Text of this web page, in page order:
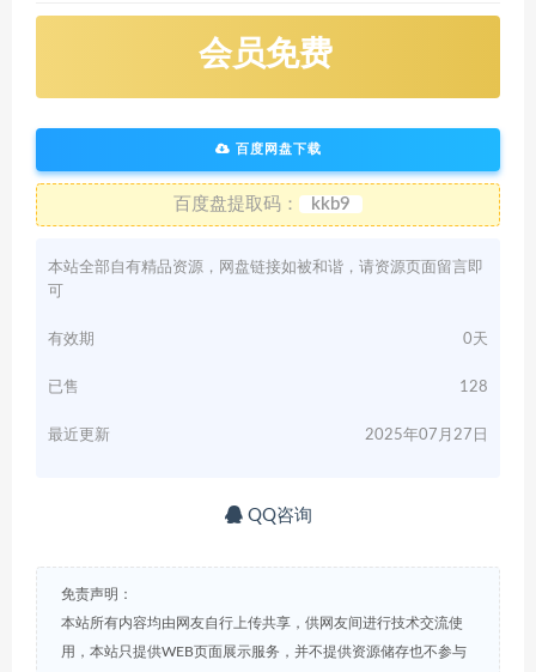
会员免费
百度网盘下载
百度盘提取码： kkb9
本站全部自有精品资源，网盘链接如被和谐，请资源页面留言即
可
有效期 0天
已售 128
最近更新 2025年07月27日
QQ咨询
免责声明：
本站所有内容均由网友自行上传共享，供网友间进行技术交流使
用，本站只提供WEB页面展示服务，并不提供资源储存也不参与